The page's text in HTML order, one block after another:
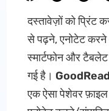
दस्तावेज़ों को प्रिंट
से पढ़ने, एनोटेट करने
स्मार्टफोन और
गई है।
एक ऐसा पेशेवर